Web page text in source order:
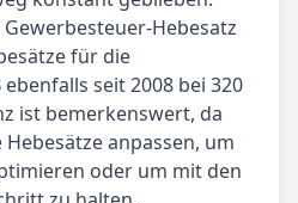
Hebesatz
für die
seit 2008 bei 320
ist bemerkenswert, da
anpassen, um
oder um mit den